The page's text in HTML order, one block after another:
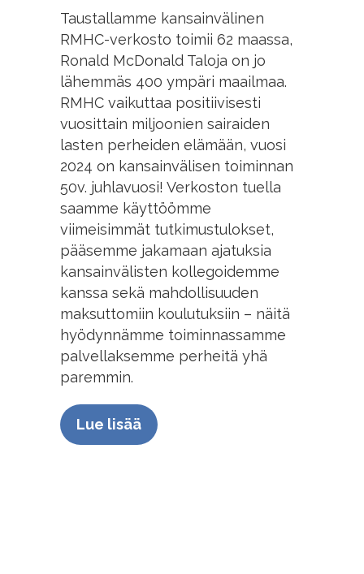
Taustallamme kansainvälinen
RMHC-verkosto toimii 62 maassa,
Ronald McDonald Taloja on jo
lähemmäs 400 ympäri maailmaa.
RMHC vaikuttaa positiivisesti
vuosittain miljoonien sairaiden
lasten perheiden elämään, vuosi
2024 on kansainvälisen toiminnan
50v. juhlavuosi! Verkoston tuella
saamme käyttöömme
viimeisimmät tutkimustulokset,
pääsemme jakamaan ajatuksia
kansainvälisten kollegoidemme
kanssa sekä mahdollisuuden
maksuttomiin koulutuksiin – näitä
hyödynnämme toiminnassamme
palvellaksemme perheitä yhä
paremmin.
Lue lisää